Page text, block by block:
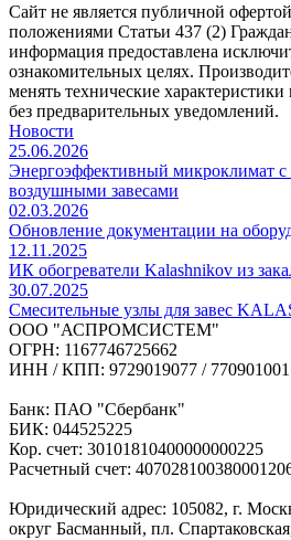
Сайт не является публичной
положениями Статьи 437 (2)
информация предоставлена
ознакомительных целях.
менять технические
без предварительных уведомлений.
Новости
25.06.2026
Энергоэффективный микроклимат
воздушными завесами
02.03.2026
Обновление документации на
12.11.2025
ИК обогреватели Kalashnikov из
30.07.2025
Cмесительные узлы для завес
ООО "АСПРОМСИСТЕМ"
ОГРН: 1167746725662
ИНН / КПП: 9729019077 / 770901001
Банк: ПАО "Сбербанк"
БИК: 044525225
Кор. счет: 30101810400000000225
Расчетный счет:
Юридический адрес: 105082, г.
округ Басманный, пл.